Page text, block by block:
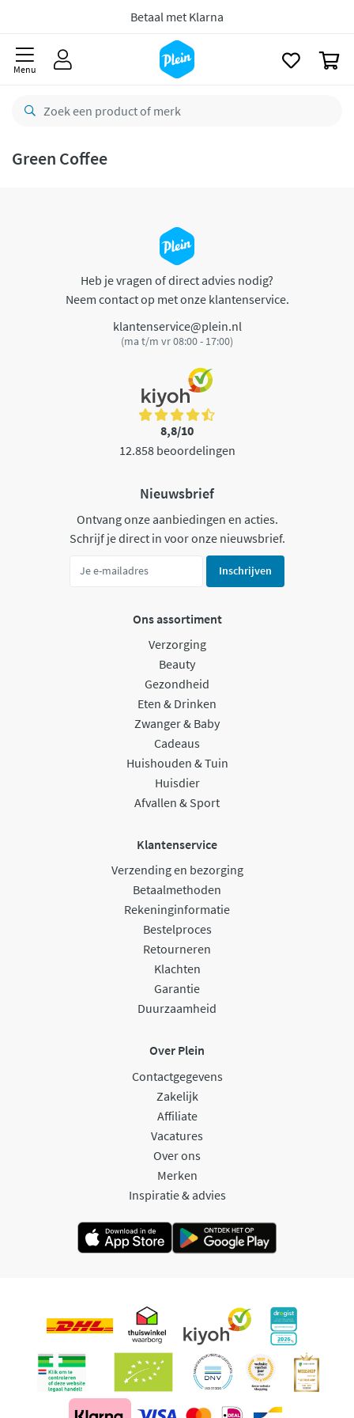
Betaal met Klarna
Menu
Green Coffee
Heb je vragen of direct advies nodig?
Neem contact op met onze klantenservice.
klantenservice@plein.nl
(ma t/m vr 08:00 - 17:00)
8,8/10
12.858 beoordelingen
Nieuwsbrief
Ontvang onze aanbiedingen en acties.
Schrijf je direct in voor onze nieuwsbrief.
Inschrijven
Ons assortiment
Verzorging
Beauty
Gezondheid
Eten & Drinken
Zwanger & Baby
Cadeaus
Huishouden & Tuin
Huisdier
Afvallen & Sport
Klantenservice
Verzending en bezorging
Betaalmethoden
Rekeninginformatie
Bestelproces
Retourneren
Klachten
Garantie
Duurzaamheid
Over Plein
Contactgegevens
Zakelijk
Affiliate
Vacatures
Over ons
Merken
Inspiratie & advies